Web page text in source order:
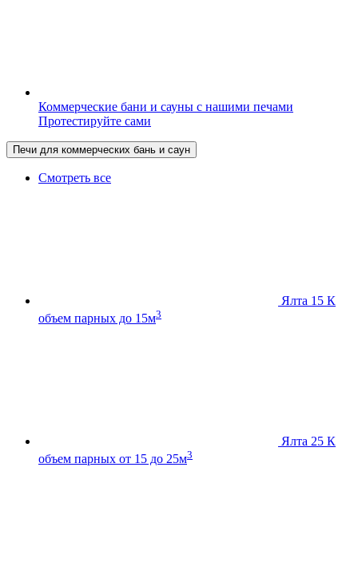
Коммерческие бани и сауны с нашими печами
Протестируйте сами
Печи для коммерческих бань и саун
Смотреть все
Ялта 15 К
объем парных до 15м3
Ялта 25 К
объем парных от 15 до 25м3